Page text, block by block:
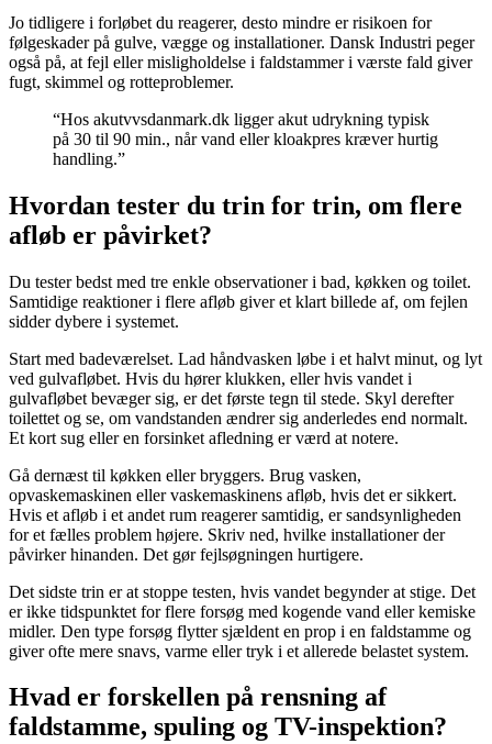
Jo tidligere i forløbet du reagerer, desto mindre er risikoen for
følgeskader på gulve, vægge og installationer. Dansk Industri peger
også på, at fejl eller misligholdelse i faldstammer i værste fald giver
fugt, skimmel og rotteproblemer.
“Hos akutvvsdanmark.dk ligger akut udrykning typisk
på 30 til 90 min., når vand eller kloakpres kræver hurtig
handling.”
Hvordan tester du trin for trin, om flere
afløb er påvirket?
Du tester bedst med tre enkle observationer i bad, køkken og toilet.
Samtidige reaktioner i flere afløb giver et klart billede af, om fejlen
sidder dybere i systemet.
Start med badeværelset. Lad håndvasken løbe i et halvt minut, og lyt
ved gulvafløbet. Hvis du hører klukken, eller hvis vandet i
gulvafløbet bevæger sig, er det første tegn til stede. Skyl derefter
toilettet og se, om vandstanden ændrer sig anderledes end normalt.
Et kort sug eller en forsinket afledning er værd at notere.
Gå dernæst til køkken eller bryggers. Brug vasken,
opvaskemaskinen eller vaskemaskinens afløb, hvis det er sikkert.
Hvis et afløb i et andet rum reagerer samtidig, er sandsynligheden
for et fælles problem højere. Skriv ned, hvilke installationer der
påvirker hinanden. Det gør fejlsøgningen hurtigere.
Det sidste trin er at stoppe testen, hvis vandet begynder at stige. Det
er ikke tidspunktet for flere forsøg med kogende vand eller kemiske
midler. Den type forsøg flytter sjældent en prop i en faldstamme og
giver ofte mere snavs, varme eller tryk i et allerede belastet system.
Hvad er forskellen på rensning af
faldstamme, spuling og TV-inspektion?